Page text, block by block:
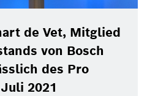
de Vet, Mitglied
von Bosch
des Pro
2021